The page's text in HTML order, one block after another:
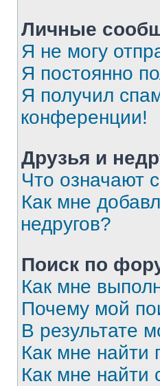
Личные
Я не могу
Я постоянно
Я получил
конференции!
Друзья и
Что означают
Как мне
недругов?
Поиск по
Как мне
Почему мой
В результате
Как мне найти
Как мне